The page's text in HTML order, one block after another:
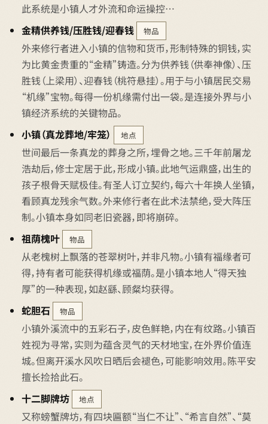
此系统是小镇人才外流和命运操控…
金精供养钱/压胜钱/迎春钱
物品
外来修行者进入小镇的信物和货币，形制特殊的铜钱，实
为比黄金贵重的“金精”铸造。分为供养钱（供奉神像）、压
胜钱（上梁用）、迎春钱（桃符悬挂）。用于与小镇居民交易
“机缘”宝物。每得一份机缘需付出一袋。是连接外界与小
镇经济系统的关键物品。
小镇（真龙葬地/牢笼）
地点
世间最后一条真龙的葬身之所，埋骨之地。三千年前屠龙
浩劫后，修士定居于此，形成小镇。此地气运鼎盛，出生的
孩子根骨天赋极佳。有圣人订立契约，每六十年换人坐镇，
看顾真龙残余气数。外来修行者在此术法禁绝，受大阵压
制。小镇本身如同老旧瓷器，即将崩碎。
祖荫槐叶
物品
从老槐树上飘落的苍翠树叶，并非凡物。小镇有福缘者可
得，持有者可能获得机缘或福荫。是小镇本地人“得天独
厚”的一种表现，如赵繇、顾粲均获得。
蛇胆石
物品
小镇外溪流中的五彩石子，皮色鲜艳，内在有纹路。小镇百
姓视为寻常，实则为蕴含灵气的天材地宝，在外界价值连
城。但离开溪水风吹日晒后会褪色，可能影响效用。陈平安
擅长捡拾此石。
十二脚牌坊
地点
又称螃蟹牌坊，有四块匾额“当仁不让”、“希言自然”、“莫